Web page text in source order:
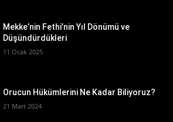
Mekke’nin Fethi’nin Yıl Dönümü ve
Düşündürdükleri
11 Ocak 2025
Orucun Hükümlerini Ne Kadar Biliyoruz?
21 Mart 2024